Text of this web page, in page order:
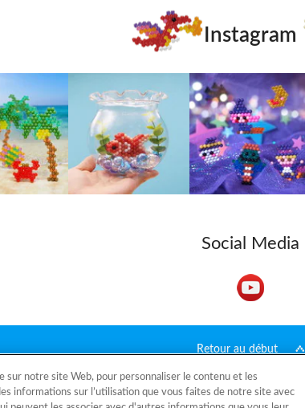
Instagram
Social Media
Retour au début
d'accueil Catalogue Modèles Qu'est-ce qu'Aquabeads ?
notre site Web, pour personnaliser le contenu et les
informations sur l’utilisation que vous faites de notre site avec